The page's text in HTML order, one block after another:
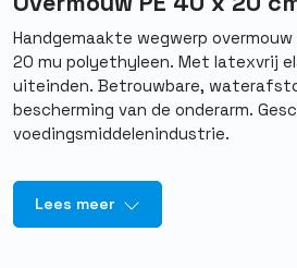
Handgemaakte wegwerp
20 mu polyethyleen. Met latexvrij
uiteinden. Betrouwbare,
bescherming van de onderarm.
voedingsmiddelenindustrie.
Lees meer